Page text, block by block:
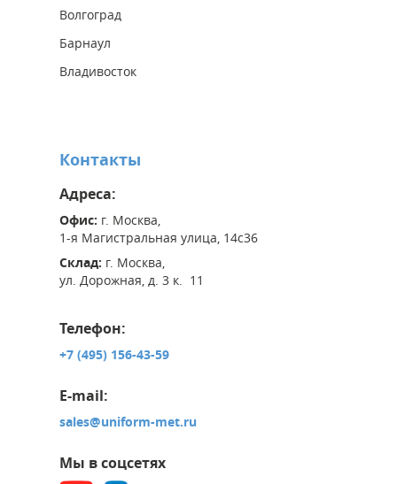
Волгоград
Барнаул
Владивосток
Контакты
Адреса:
Офис: г. Москва,
1-я Магистральная улица, 14с36
Склад: г. Москва,
ул. Дорожная, д. 3 к. 11
Телефон:
+7 (495) 156-43-59
E-mail:
sales@uniform-met.ru
Мы в соцсетях